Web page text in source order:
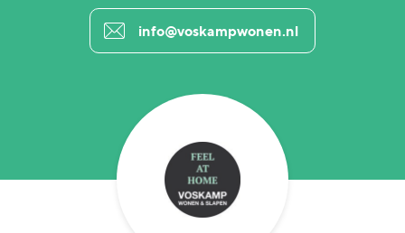
info@voskampwonen.nl